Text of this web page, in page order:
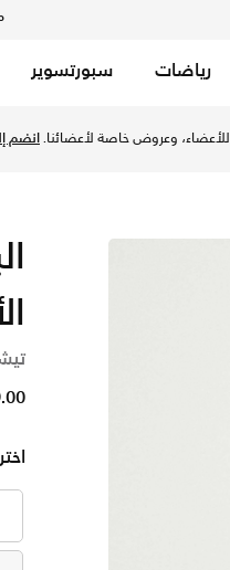
رياضات سبورتسوير
وعروض خاصة لأعضائنا.انضم